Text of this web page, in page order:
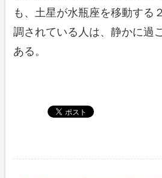
も、土星が水瓶座を移動する
調されている人は、静かに過
ある。